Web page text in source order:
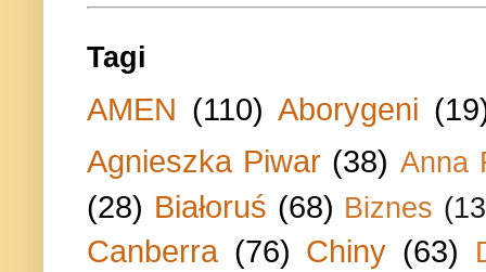
Tagi
AMEN (110) Aborygeni
Agnieszka Piwar (38) Anna
(28) Białoruś (68) Biznes
Canberra (76) Chiny (63)